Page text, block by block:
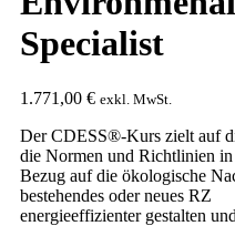
Specialist
1.771,00 € exkl. MwSt.
Der CDESS®-Kurs zielt auf
die Normen und Richtlinien in
Bezug auf die ökologische
bestehendes oder neues RZ
energieeffizienter gestalten